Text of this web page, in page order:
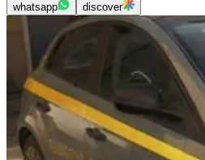
whatsapp discover